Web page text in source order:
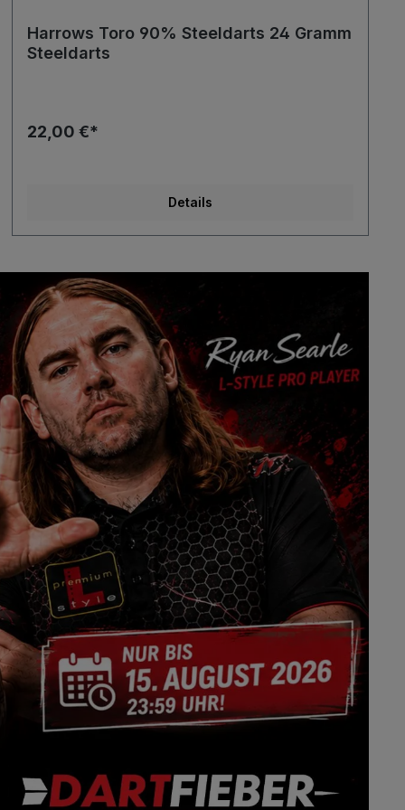
Harrows Toro 90% Steeldarts 24 Gramm
Steeldarts
22,00 €*
Details